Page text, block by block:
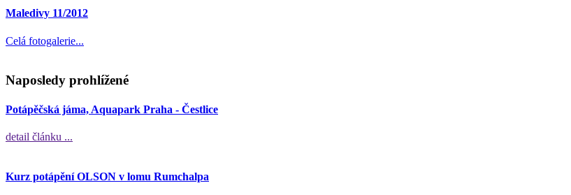
Maledivy 11/2012
Celá fotogalerie...
Naposledy prohlížené
Potápěčská jáma, Aquapark Praha - Čestlice
detail článku ...
Kurz potápění OLSON v lomu Rumchalpa